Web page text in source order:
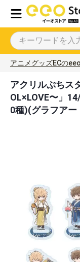
アニメグッズECの
アクリルぷちス
OL×LOVE〜」
0種)(グラフアー